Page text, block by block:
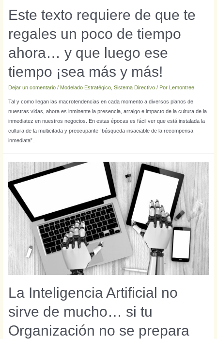
Este texto requiere de que te
regales un poco de tiempo
ahora… y que luego ese
tiempo ¡sea más y más!
Dejar un comentario / Modelado Estratégico, Sistema Directivo/ Por Lemontree
Tal y como llegan las macrotendencias en cada momento a diversos planos de
nuestras vidas, ahora es inminente la presencia, arraigo e impacto de la cultura de la
inmediatez en nuestros negocios. En estas épocas es fácil ver que está instalada la
cultura de la multicitada y preocupante “búsqueda insaciable de la recompensa
inmediata”.
La Inteligencia Artificial no
sirve de mucho… si tu
Organización no se prepara